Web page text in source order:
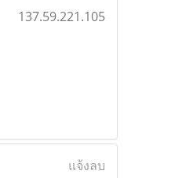
137.59.221.105
แจ้งลบ